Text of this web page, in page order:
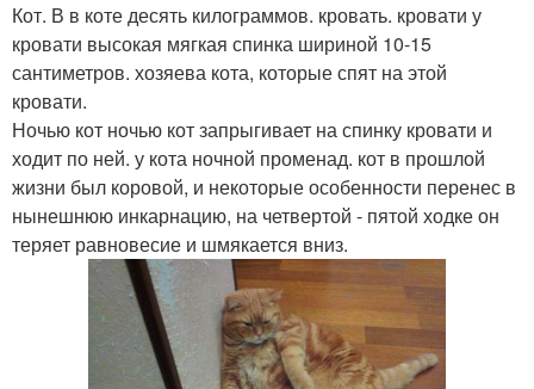
Кот. В в коте десять килограммов. кровать. кровати у
кровати высокая мягкая спинка шириной 10-15
сантиметров. хозяева кота, которые спят на этой
кровати.
Ночью кот ночью кот запрыгивает на спинку кровати и
ходит по ней. у кота ночной променад. кот в прошлой
жизни был коровой, и некоторые особенности перенес в
нынешнюю инкарнацию, на четвертой - пятой ходке он
теряет равновесие и шмякается вниз.